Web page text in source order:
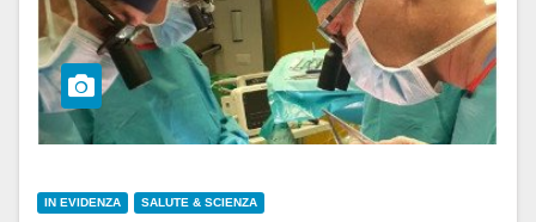
IN EVIDENZA SALUTE & SCIENZA